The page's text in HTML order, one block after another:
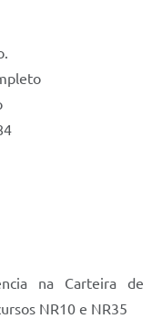
na Carteira de
NR10 e NR35